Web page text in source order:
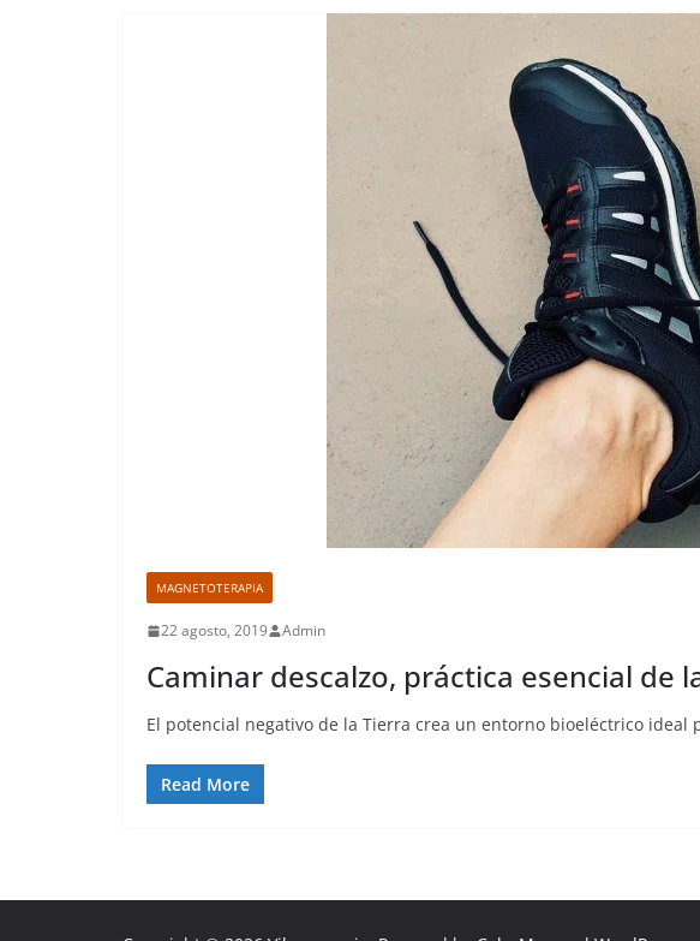
MAGNETOTERAPIA
22 agosto, 2019 Admin
Caminar descalzo, práctica esencial de
El potencial negativo de la Tierra crea un entorno bioeléctrico ideal
Read More